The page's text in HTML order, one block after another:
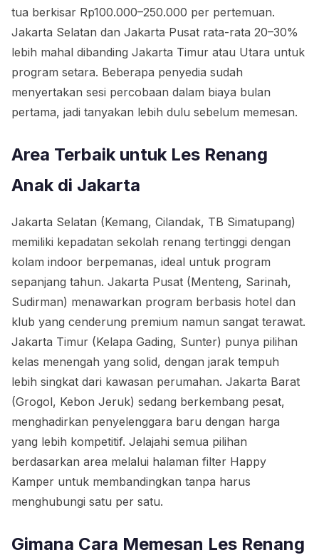
tua berkisar Rp100.000–250.000 per pertemuan.
Jakarta Selatan dan Jakarta Pusat rata-rata 20–30%
lebih mahal dibanding Jakarta Timur atau Utara untuk
program setara. Beberapa penyedia sudah
menyertakan sesi percobaan dalam biaya bulan
pertama, jadi tanyakan lebih dulu sebelum memesan.
Area Terbaik untuk Les Renang
Anak di Jakarta
Jakarta Selatan (Kemang, Cilandak, TB Simatupang)
memiliki kepadatan sekolah renang tertinggi dengan
kolam indoor berpemanas, ideal untuk program
sepanjang tahun. Jakarta Pusat (Menteng, Sarinah,
Sudirman) menawarkan program berbasis hotel dan
klub yang cenderung premium namun sangat terawat.
Jakarta Timur (Kelapa Gading, Sunter) punya pilihan
kelas menengah yang solid, dengan jarak tempuh
lebih singkat dari kawasan perumahan. Jakarta Barat
(Grogol, Kebon Jeruk) sedang berkembang pesat,
menghadirkan penyelenggara baru dengan harga
yang lebih kompetitif. Jelajahi semua pilihan
berdasarkan area melalui halaman filter Happy
Kamper untuk membandingkan tanpa harus
menghubungi satu per satu.
Gimana Cara Memesan Les Renang